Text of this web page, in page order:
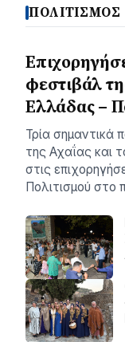
ΠΟΛΙΤΙΣΜΟΣ
φεστιβάλ
Ελλάδας –
Τρία σημαντικά
της Αχαΐας και
στις
Πολιτισμού στο